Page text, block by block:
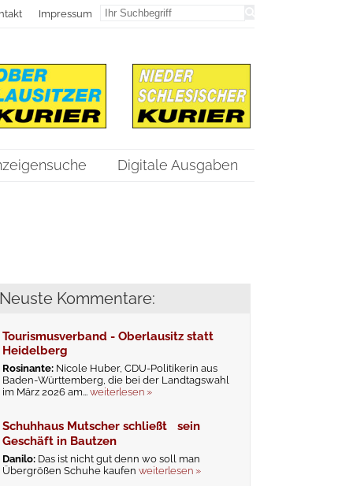
Impressum
Digitale Ausgaben
Neuste Kommentare:
Tourismusverband - Oberlausitz statt
Heidelberg
Rosinante: Nicole Huber, CDU-Politikerin aus
Baden-Württemberg, die bei der Landtagswahl
im März 2026 am...weiterlesen »
Schuhhaus Mutscher schließt sein
Geschäft in Bautzen
Danilo: Das ist nicht gut denn wo soll man
Übergrößen Schuhe kaufenweiterlesen »